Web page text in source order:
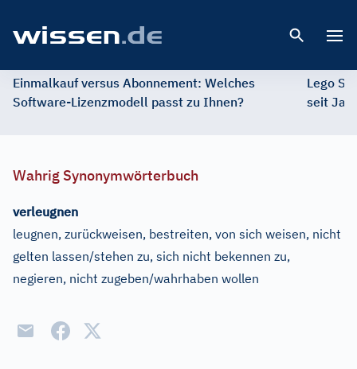
Einmalkauf versus Abonnement: Welches
Software-Lizenzmodell passt zu Ihnen?
Lego
seit
Wahrig Synonymwörterbuch
verleugnen
leugnen, zurückweisen, bestreiten, von sich weisen, nicht
gelten lassen/stehen zu, sich nicht bekennen zu,
negieren, nicht zugeben/wahrhaben wollen